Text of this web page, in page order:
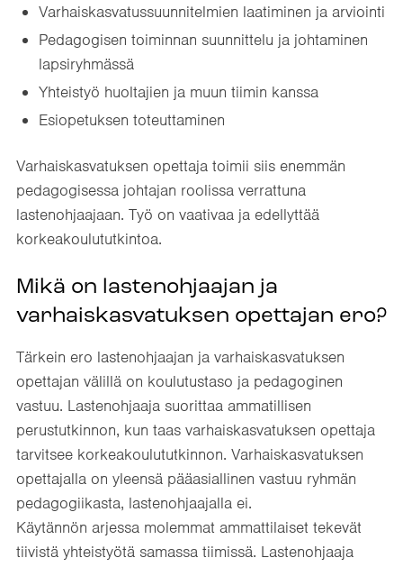
Varhaiskasvatussuunnitelmien laatiminen ja arviointi
Pedagogisen toiminnan suunnittelu ja johtaminen
lapsiryhmässä
Yhteistyö huoltajien ja muun tiimin kanssa
Esiopetuksen toteuttaminen
Varhaiskasvatuksen opettaja toimii siis enemmän
pedagogisessa johtajan roolissa verrattuna
lastenohjaajaan. Työ on vaativaa ja edellyttää
korkeakoulututkintoa.
Mikä on lastenohjaajan ja
varhaiskasvatuksen opettajan ero?
Tärkein ero lastenohjaajan ja varhaiskasvatuksen
opettajan välillä on koulutustaso ja pedagoginen
vastuu. Lastenohjaaja suorittaa ammatillisen
perustutkinnon, kun taas varhaiskasvatuksen opettaja
tarvitsee korkeakoulututkinnon. Varhaiskasvatuksen
opettajalla on yleensä pääasiallinen vastuu ryhmän
pedagogiikasta, lastenohjaajalla ei.
Käytännön arjessa molemmat ammattilaiset tekevät
tiivistä yhteistyötä samassa tiimissä. Lastenohjaaja